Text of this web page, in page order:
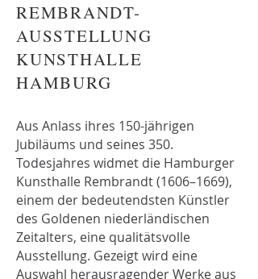
REMBRANDT-
AUSSTELLUNG
KUNSTHALLE
HAMBURG
Aus Anlass ihres 150-jährigen
Jubiläums und seines 350.
Todesjahres widmet die Hamburger
Kunsthalle Rembrandt (1606–1669),
einem der bedeutendsten Künstler
des Goldenen niederländischen
Zeitalters, eine qualitätsvolle
Ausstellung. Gezeigt wird eine
Auswahl herausragender Werke aus